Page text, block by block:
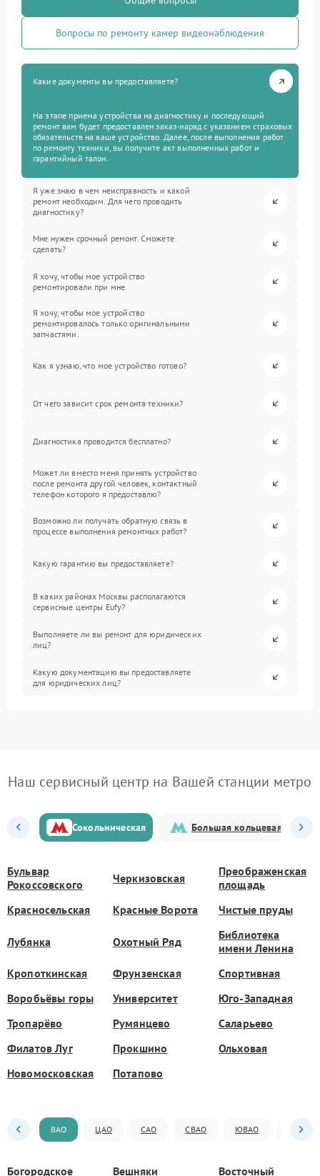
Вопросы по ремонту камер видеонаблюдения
Какие документы вы предоставляете?
На этапе приема устройства на диагностику и последующий
ремонт вам будет предоставлен заказ-наряд с указанием страховых
обязательств на ваше устройство. Далее, после выполнения работ
по ремонту техники, вы получите акт выполненных работ и
гарантийный талон.
Я уже знаю в чем неисправность и какой
ремонт необходим. Для чего проводить
диагностику?
Мне нужен срочный ремонт. Сможете
сделать?
Я хочу, чтобы мое устройство
ремонтировали при мне.
Я хочу, чтобы мое устройство
ремонтировалось только оригинальными
запчастями.
Как я узнаю, что мое устройство готово?
От чего зависит срок ремонта техники?
Диагностика проводится бесплатно?
Может ли вместо меня принять устройство
после ремонта другой человек, контактный
телефон которого я предоставлю?
Возможно ли получать обратную связь в
процессе выполнения ремонтных работ?
Какую гарантию вы предоставляете?
В каких районах Москвы располагаются
сервисные центры Eufy?
Выполняете ли вы ремонт для юридических
лиц?
Какую документацию вы предоставляете
для юридических лиц?
Наш сервисный центр на Вашей станции метро
Сокольническая Большая кольцевая
Бульвар
Рокоссовского
Черкизовская
Преображенская
площадь
Красносельская
Красные Ворота Чистые пруды
Лубянка Охотный Ряд
Библиотека
имени Ленина
Кропоткинская
Фрунзенская
Спортивная
Воробьёвы горы
Университет
Юго-Западная
Тропарёво
Румянцево
Саларьево
Филатов Луг
Прокшино
Ольховая
Новомосковская
Потапово
ВАО ЦАО САО СВАО ЮВАО ЮАО
Богородское Вешняки Восточный